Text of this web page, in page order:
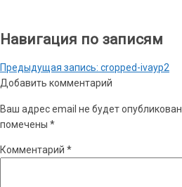
Навигация по записям
Предыдущая запись: cropped-ivayp2
Добавить комментарий
Ваш адрес email не будет опубликован.
помечены *
Комментарий *